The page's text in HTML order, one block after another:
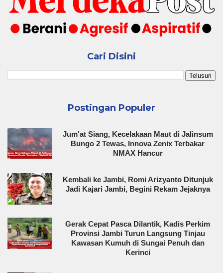
Cari Disini
Postingan Populer
Jum'at Siang, Kecelakaan Maut di Jalinsum
Bungo 2 Tewas, Innova Zenix Terbakar
NMAX Hancur
Kembali ke Jambi, Romi Arizyanto Ditunjuk
Jadi Kajari Jambi, Begini Rekam Jejaknya
Gerak Cepat Pasca Dilantik, Kadis Perkim
Provinsi Jambi Turun Langsung Tinjau
Kawasan Kumuh di Sungai Penuh dan
Kerinci